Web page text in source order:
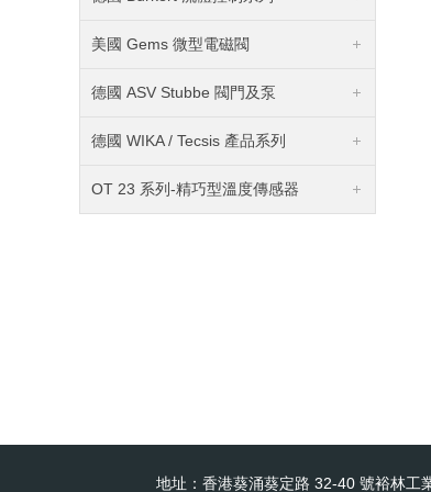
美國 Gems 微型電磁閥
德國 ASV Stubbe 閥門及泵
德國 WIKA / Tecsis 產品系列
OT 23 系列-精巧型溫度傳感器
地址：香港葵涌葵定路 32-40 號裕林工